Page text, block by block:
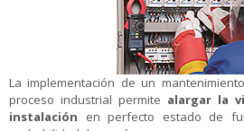
La implementación de un
proceso industrial permite alargar la
instalación en perfecto estado de